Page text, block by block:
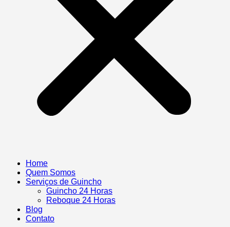
Home
Quem Somos
Serviços de Guincho
Guincho 24 Horas
Reboque 24 Horas
Blog
Contato